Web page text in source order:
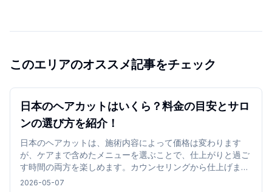
このエリアのオススメ記事をチェック
日本のヘアカットはいくら？料金の目安とサロ
ンの選び方を紹介！
日本のヘアカットは、施術内容によって価格は変わります
が、ケアまで含めたメニューを選ぶことで、仕上がりと過ご
す時間の両方を楽しめます。カウンセリングから仕上げまで
丁寧に進められ、髪質や希望に合わせた自然な仕上がりが特
2026-05-07